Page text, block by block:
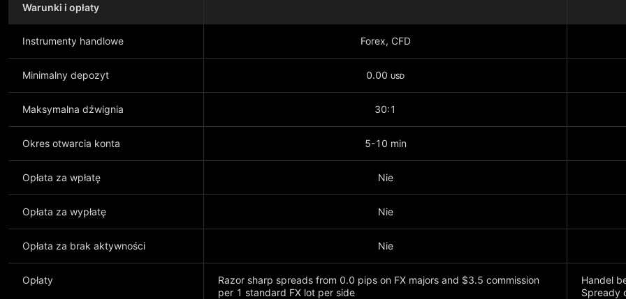
Warunki i opłaty
Instrumenty handlowe Forex, CFD
Minimalny depozyt 0.00 USD
Maksymalna dźwignia 30:1
Okres otwarcia konta 5-10 min
Opłata za wpłatę Nie
Opłata za wypłatę Nie
Opłata za brak aktywności Nie
Opłaty
Razor sharp spreads from 0.0 pips on FX majors and $3.5 commission
per 1 standard FX lot per side
Handel
Spready